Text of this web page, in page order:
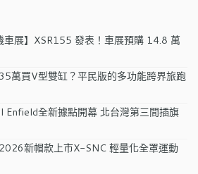
車展】XSR155 發表！車展預購 14.8 萬
萬買V型雙缸？平民版的多功能跨界旅跑
Enfield全新據點開幕 北台灣第三間插旗
2026新帽款上市X-SNC 輕量化全罩運動